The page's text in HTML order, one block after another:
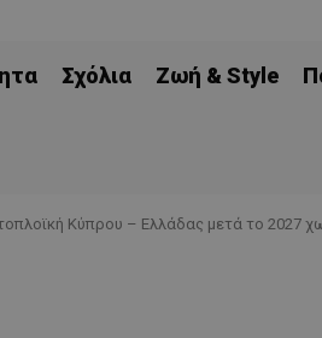
Σχόλια Ζωή & Style
Κύπρου – Ελλάδας μετά το 2027